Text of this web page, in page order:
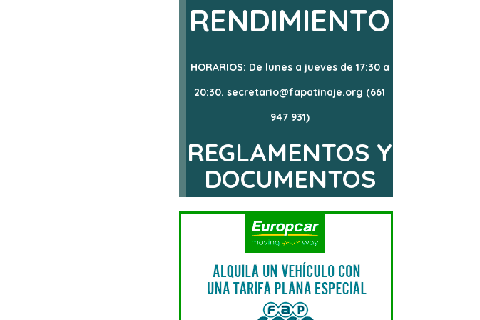
RENDIMIENTO
HORARIOS: De lunes a jueves de 17:30 a
20:30. secretario@fapatinaje.org (661
947 931)
REGLAMENTOS Y
DOCUMENTOS